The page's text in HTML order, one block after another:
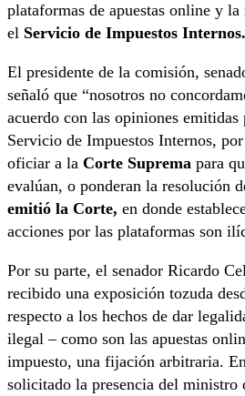
plataformas de apuestas online y
el Servicio de Impuestos Internos.
El presidente de la comisión,
señaló que “nosotros no
acuerdo con las opiniones
Servicio de Impuestos Internos,
oficiar a la Corte Suprema para
evalúan, o ponderan la resolución
emitió la Corte, en donde
acciones por las plataformas son
Por su parte, el senador Ricardo
recibido una exposición tozuda
respecto a los hechos de dar
ilegal – como son las apuestas
impuesto, una fijación arbitraria.
solicitado la presencia del ministro